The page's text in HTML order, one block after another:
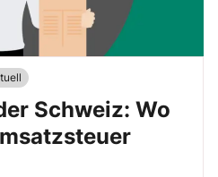
Schweiz: Wo